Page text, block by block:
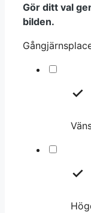
Gör ditt val
bilden.